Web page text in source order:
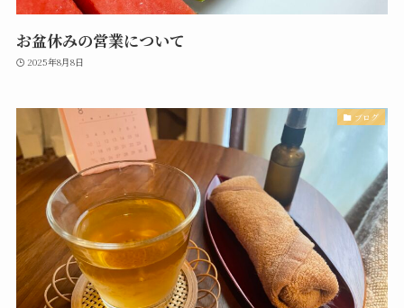
お盆休みの営業について
2025年8月8日
ブログ